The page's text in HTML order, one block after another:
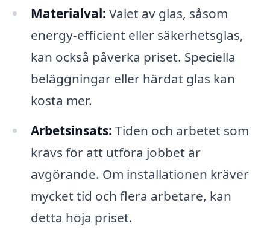
Materialval: Valet av glas, såsom
energy-efficient eller säkerhetsglas,
kan också påverka priset. Speciella
beläggningar eller härdat glas kan
kosta mer.
Arbetsinsats: Tiden och arbetet som
krävs för att utföra jobbet är
avgörande. Om installationen kräver
mycket tid och flera arbetare, kan
detta höja priset.